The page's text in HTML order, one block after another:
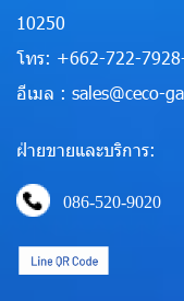
10250
โทร: +662-722-
อีเมล : sales@ceco-
ฝ่ายขายและบริการ:
086-520-9020